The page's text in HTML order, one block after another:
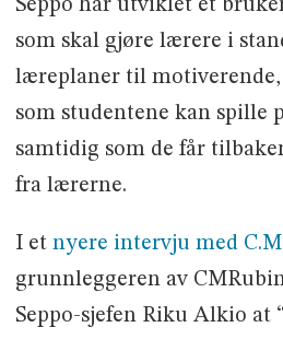
Seppo har utviklet et
som skal gjøre lærere i
læreplaner til
som studentene kan spille
samtidig som de får
fra lærerne.
I et nyere intervju med
grunnleggeren av
Seppo-sjefen Riku Alkio